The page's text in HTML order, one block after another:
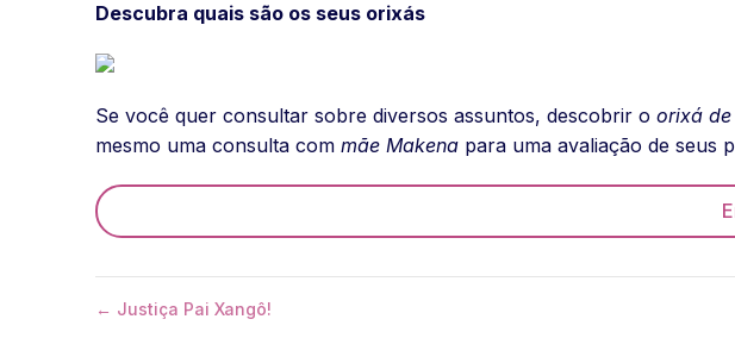
Descubra quais são os seus orixás
Se você quer consultar sobre diversos assuntos, descobrir o orixá
mesmo uma consulta com mãe Makena para uma avaliação de seus
← Justiça Pai Xangô!